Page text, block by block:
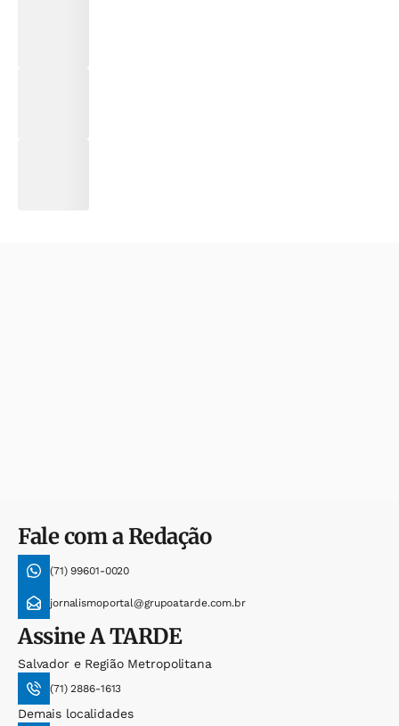
Fale com a Redação
(71) 99601-0020
jornalismoportal@grupoatarde.com.br
AssineA TARDE
Salvador e Região Metropolitana
(71) 2886-1613
Demais localidades